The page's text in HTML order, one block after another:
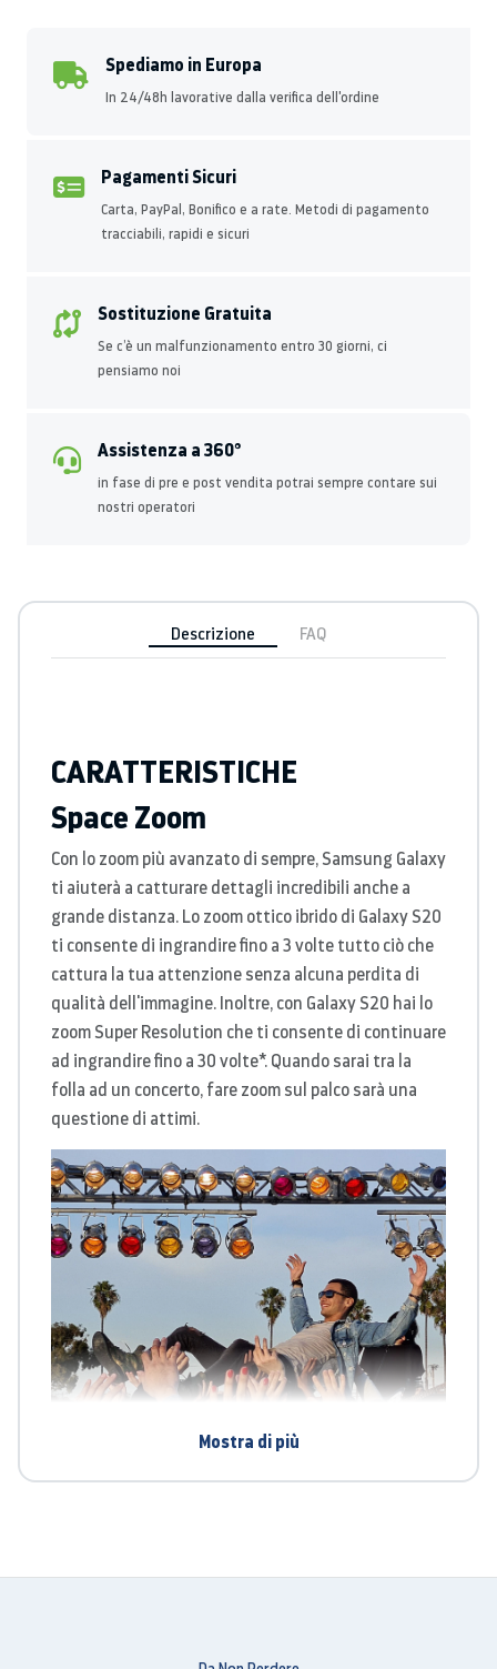
Spediamo in Europa
In 24/48h lavorative dalla verifica dell'ordine
Pagamenti Sicuri
Carta, PayPal, Bonifico e a rate. Metodi di pagamento
tracciabili, rapidi e sicuri
Sostituzione Gratuita
Se c’è un malfunzionamento entro 30 giorni, ci
pensiamo noi
Assistenza a 360°
in fase di pre e post vendita potrai sempre contare sui
nostri operatori
Descrizione FAQ
CARATTERISTICHE
Space Zoom
Con lo zoom più avanzato di sempre, Samsung Galaxy
ti aiuterà a catturare dettagli incredibili anche a
grande distanza. Lo zoom ottico ibrido di Galaxy S20
ti consente di ingrandire fino a 3 volte tutto ciò che
cattura la tua attenzione senza alcuna perdita di
qualità dell'immagine. Inoltre, con Galaxy S20 hai lo
zoom Super Resolution che ti consente di continuare
ad ingrandire fino a 30 volte*. Quando sarai tra la
folla ad un concerto, fare zoom sul palco sarà una
questione di attimi.
* Space Zoom 30x include lo zoom digitale, che può
Mostra di più